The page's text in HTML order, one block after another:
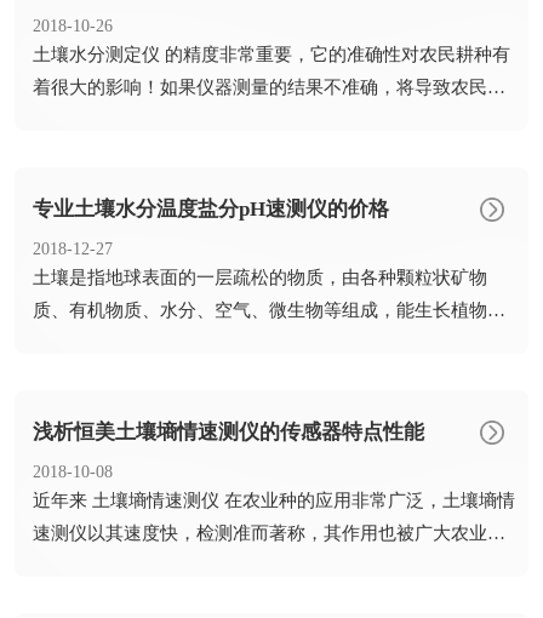
2018-10-26
​土壤水分测定仪 的精度非常重要，它的准确性对农民耕种有
着很大的影响！如果仪器测量的结果不准确，将导致农民判
专业土壤水分温度盐分pH速测仪的价格
2018-12-27
​土壤是指地球表面的一层疏松的物质，由各种颗粒状矿物
质、有机物质、水分、空气、微生物等组成，能生长植物。
浅析恒美土壤墒情速测仪的传感器特点性能
2018-10-08
​近年来 土壤墒情速测仪 在农业种的应用非常广泛，土壤墒情
速测仪以其速度快，检测准而著称，其作用也被广大农业工